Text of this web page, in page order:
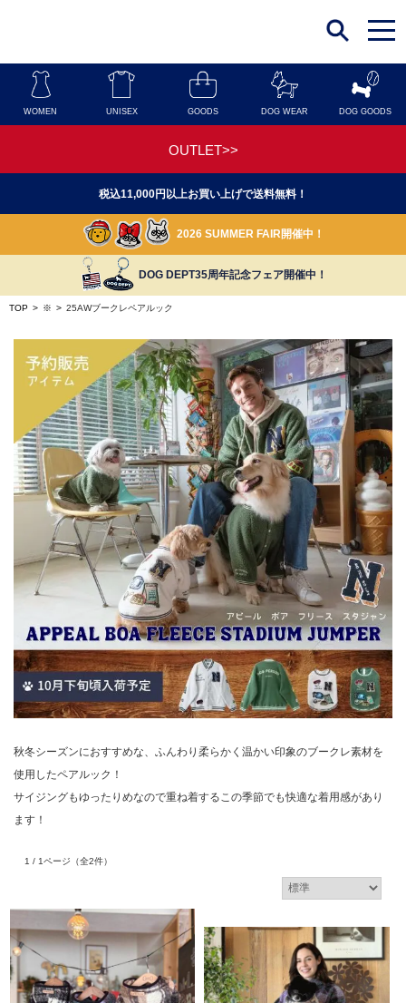
t
o
g
n
a
o
WOMEN UNISEX GOODS DOG WEAR DOG GOODS
OUTLET>>
税込11,000円以上お買い上げで送料無料！
2026 SUMMER FAIR開催中！
DOG DEPT35周年記念フェア開催中！
TOP > ※ > 25AWブークレペアルック
秋冬シーズンにおすすめな、ふんわり柔らかく温かい印象のブークレ素材を
使用したペアルック！
サイジングもゆったりめなので重ね着するこの季節でも快適な着用感があり
ます！
1 / 1ページ （全2件）